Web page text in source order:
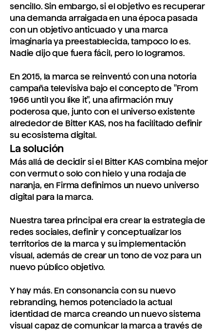
sencillo. Sin embargo, si el objetivo es recuperar
una demanda arraigada en una época pasada
con un objetivo anticuado y una marca
imaginaria ya preestablecida, tampoco lo es.
Nadie dijo que fuera fácil, pero lo logramos.
En 2015, la marca se reinventó con una notoria
campaña televisiva bajo el concepto de "From
1966 until you like it", una afirmación muy
poderosa que, junto con el universo existente
alrededor de Bitter KAS, nos ha facilitado definir
su ecosistema digital.
La solución
Más allá de decidir si el Bitter KAS combina mejor
con vermut o solo con hielo y una rodaja de
naranja, en Firma definimos un nuevo universo
digital para la marca.
Nuestra tarea principal era crear la estrategia de
redes sociales, definir y conceptualizar los
territorios de la marca y su implementación
visual, además de crear un tono de voz para un
nuevo público objetivo.
Y hay más. En consonancia con su nuevo
rebranding, hemos potenciado la actual
identidad de marca creando un nuevo sistema
visual capaz de comunicar la marca a través de